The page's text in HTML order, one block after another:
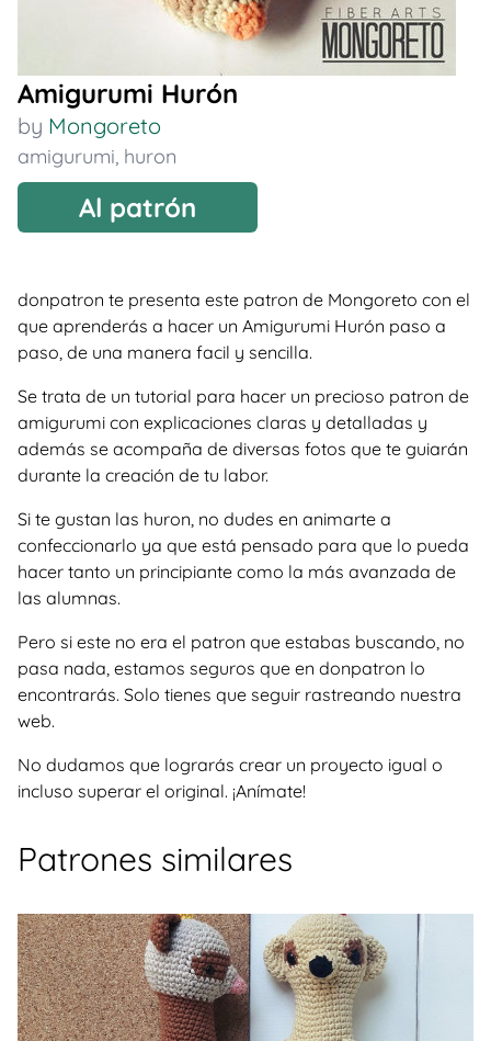
Amigurumi Hurón
by Mongoreto
amigurumi, huron
Al patrón
donpatron te presenta este patron de Mongoreto con el
que aprenderás a hacer un Amigurumi Hurón paso a
paso, de una manera facil y sencilla.
Se trata de un tutorial para hacer un precioso patron de
amigurumi con explicaciones claras y detalladas y
además se acompaña de diversas fotos que te guiarán
durante la creación de tu labor.
Si te gustan las huron, no dudes en animarte a
confeccionarlo ya que está pensado para que lo pueda
hacer tanto un principiante como la más avanzada de
las alumnas.
Pero si este no era el patron que estabas buscando, no
pasa nada, estamos seguros que en donpatron lo
encontrarás. Solo tienes que seguir rastreando nuestra
web.
No dudamos que lograrás crear un proyecto igual o
incluso superar el original. ¡Anímate!
Patrones similares